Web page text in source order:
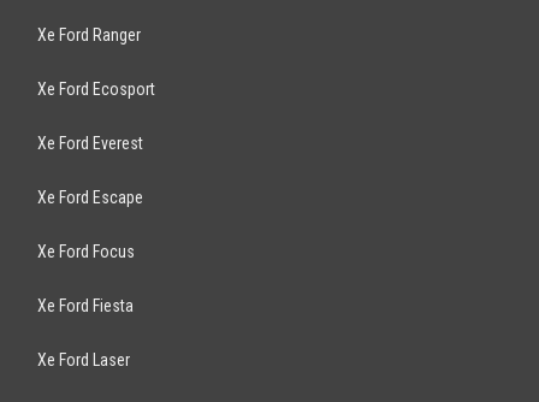
Xe Ford Ranger
Xe Ford Ecosport
Xe Ford Everest
Xe Ford Escape
Xe Ford Focus
Xe Ford Fiesta
Xe Ford Laser